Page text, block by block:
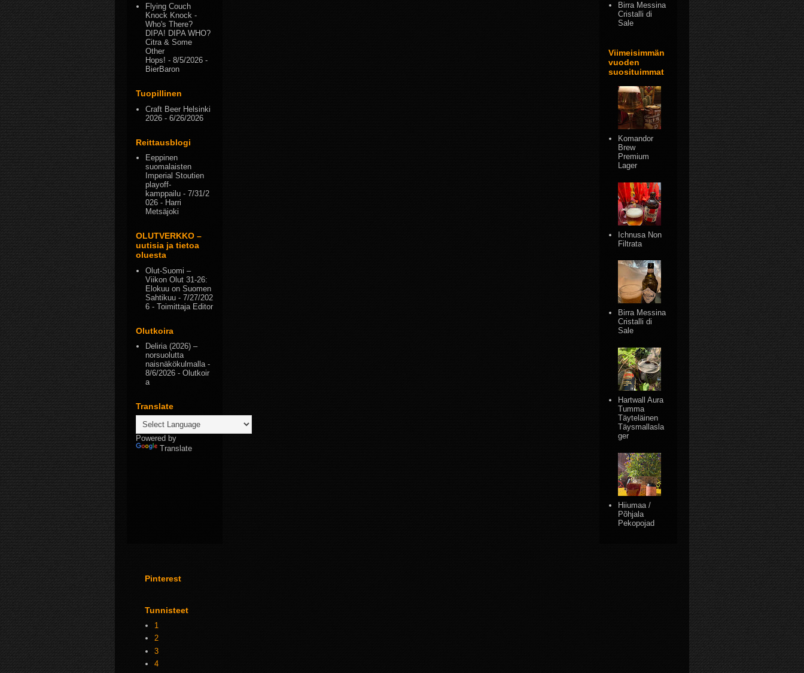
Flying Couch
Knock Knock -
Who's There?
DIPA! DIPA WHO?
Citra & Some
Other
Hops! - 8/5/2026 -
BierBaron
Tuopillinen
Craft Beer Helsinki
2026 - 6/26/2026
Reittausblogi
Eeppinen
suomalaisten
Imperial Stoutien
playoff-
kamppailu - 7/31/2
026 - Harri
Metsäjoki
OLUTVERKKO –
uutisia ja tietoa
oluesta
Olut-Suomi –
Viikon Olut 31-26:
Elokuu on Suomen
Sahtikuu - 7/27/202
6 - Toimittaja Editor
Olutkoira
Deliria (2026) –
norsuolutta
naisnäkökulmalla-
8/6/2026 - Olutkoir
a
Translate
Powered by
Translate
Birra Messina
Cristalli di
Sale
Viimeisimmän
vuoden
suosituimmat
Komandor
Brew
Premium
Lager
Ichnusa Non
Filtrata
Birra Messina
Cristalli di
Sale
Hartwall Aura
Tumma
Täyteläinen
Täysmallasla
ger
Hiiumaa /
Põhjala
Pekopojad
Pinterest
Tunnisteet
1
2
3
4